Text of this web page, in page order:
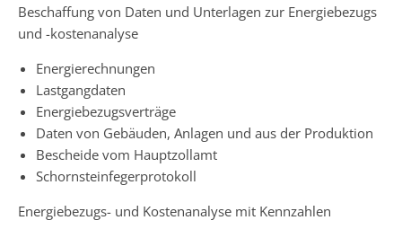
Beschaffung von Daten und Unterlagen zur Energiebezugs
und -kostenanalyse
Energierechnungen
Lastgangdaten
Energiebezugsverträge
Daten von Gebäuden, Anlagen und aus der Produktion
Bescheide vom Hauptzollamt
Schornsteinfegerprotokoll
Energiebezugs- und Kostenanalyse mit Kennzahlen